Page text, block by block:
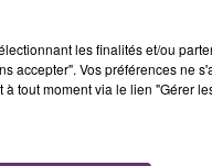
le plan conjugal, et
plus puissant
les finalités et/ou
accepter". Vos préférences ne
tout moment via le lien "Gérer